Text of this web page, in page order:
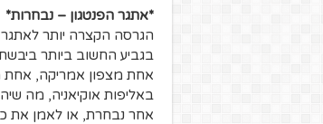
*אתגר הפנטגון – נבחרות*
הגרסה הקצרה יותר
בגביע החשוב ביותר
אחת מצפון אמריקה, אחת
באליפות אוקיאניה, מה
אחר נבחרת, או לאמן את